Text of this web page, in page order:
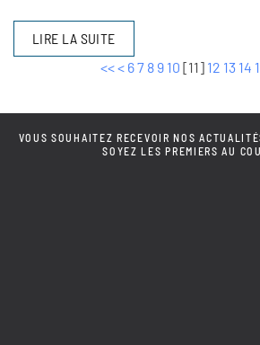
LIRE LA SUITE
<<< 67 8 9 10 [11 ] 12 13 14
VOUS SOUHAITEZ RECEVOIR NOS
SOYEZ LES PREMIERS AU